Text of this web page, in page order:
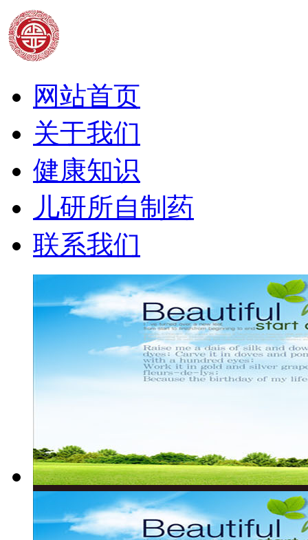
网站首页
关于我们
健康知识
儿研所自制药
联系我们